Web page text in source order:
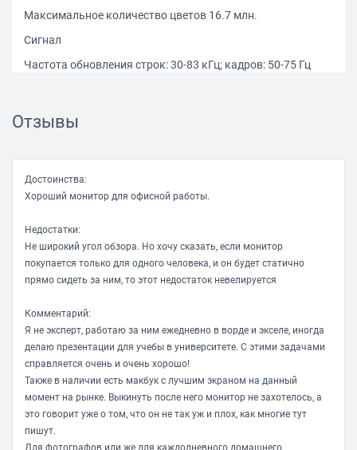
Максимальное количество цветов 16.7 млн.
Сигнал
Частота обновления строк: 30-83 кГц; кадров: 50-75 Гц
Питание
Потребляемая мощность при работе: 18 Вт, в режиме
ожидания: 0.50 Вт, в спящем режиме: 0.30 Вт
Дополнительно
Стандарты энергосбережения: Energy Star 6
Возможность крепление есть, 100x100 мм
Отзывы
Достоинства:
Хороший монитор для офисной работы.
Недостатки:
Не широкий угол обзора. Но хочу сказать, если монитор
покупается только для одного человека, и он будет статично
прямо сидеть за ним, то этот недостаток невелируется
Комментарий:
Я не эксперт, работаю за ним ежедневно в ворде и экселе, иногда
делаю презентации для учебы в университете. С этими задачами
справляется очень и очень хорошо!
Также в наличии есть макбук с лучшим экраном на данный
момент на рынке. Выкинуть после него монитор не захотелось, а
это говорит уже о том, что он не так уж и плох, как многие тут
пишут.